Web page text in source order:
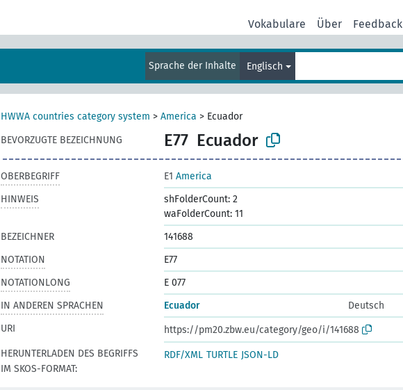
Vokabulare Über Feedback
Sprache der Inhalte Englisch
HWWA countries category system > America > Ecuador
BEVORZUGTE BEZEICHNUNG
E77 Ecuador
OBERBEGRIFF E1 America
HINWEIS
shFolderCount: 2
waFolderCount: 11
BEZEICHNER
141688
NOTATION
E77
NOTATIONLONG
E 077
IN ANDEREN SPRACHEN
Ecuador
Deutsch
URI
https://pm20.zbw.eu/category/geo/i/141688
HERUNTERLADEN DES BEGRIFFS
IM SKOS-FORMAT:
RDF/XML TURTLE JSON-LD